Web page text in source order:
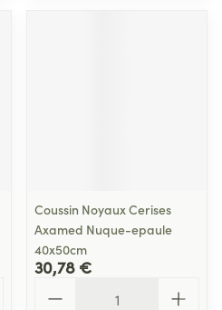
Coussin Noyaux Cerises
Axamed Nuque-epaule
40x50cm
30,78 €